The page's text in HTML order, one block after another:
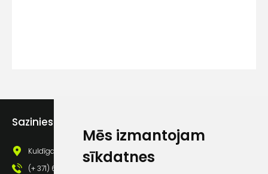
Mēs izmantojam
sīkdatnes
Sazinies ar mums
Kuldīgas iela 69a, Saldus, Saldus nov., LV - 3801
(+ 371) 63 881 186
pastā